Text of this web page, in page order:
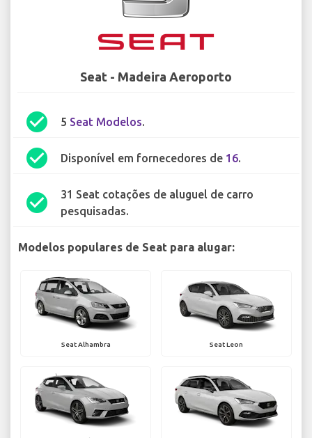
Seat - Madeira Aeroporto
check_circle 5 Seat Modelos.
check_circle Disponível em fornecedores de 16.
check_circle
31 Seat cotações de aluguel de carro
pesquisadas.
Modelos populares de Seat para alugar:
Seat Alhambra Seat Leon